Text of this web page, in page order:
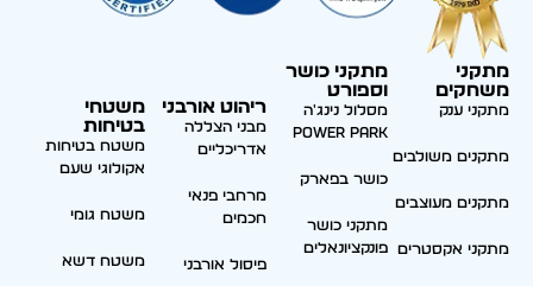
מתקני
משחקים
מתקני ענק
מתקנים משולבים
מתקנים מעוצבים
מתקני אקסטרים
מתקני כושר
וספורט
מסלול נינג'ה
Power park
כושר בפארק
מתקני כושר
פונקציונאלים
ריהוט אורבני
מבני הצללה
אדריכליים
מרחבי פנאי
חכמים
פיסול אורבני
משטחי
בטיחות
משטח בטיחות
אקולוגי שעם
משטח גומי
משטח דשא